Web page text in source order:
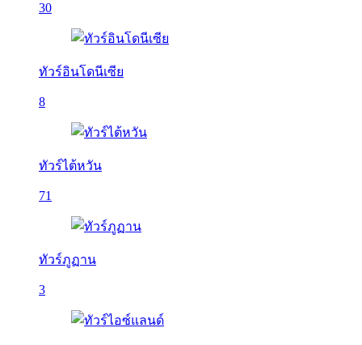
30
ทัวร์อินโดนีเซีย
8
ทัวร์ไต้หวัน
71
ทัวร์ภูฏาน
3